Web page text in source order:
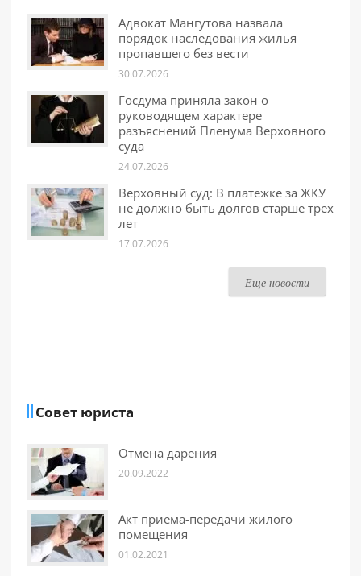
Адвокат Мангутова назвала
порядок наследования жилья
пропавшего без вести
30.07.2026
Госдума приняла закон о
руководящем характере
разъяснений Пленума Верховного
суда
24.07.2026
Верховный суд: В платежке за ЖКУ
не должно быть долгов старше трех
лет
17.07.2026
Еще новости
Совет юриста
Отмена дарения
20.09.2022
Акт приема-передачи жилого
помещения
01.02.2021